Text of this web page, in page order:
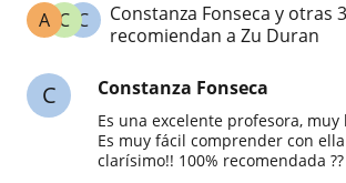
C
C
A
Constanza Fonseca y otras
recomiendan a Zu Duran
C Constanza Fonseca
Es una excelente profesora,
Es muy fácil comprender con
clarísimo!! 100% recomendada ??